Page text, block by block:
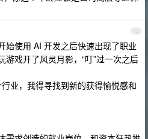
12
始使用 AI 开发之后快速出现了职业
游戏开了风灵月影，“叮”过一次之后
业，我得寻找到新的获得愉悦感和